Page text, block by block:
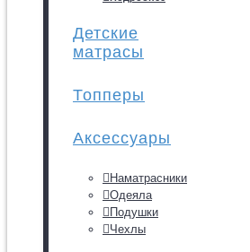
Детские
матрасы
Топперы
Аксессуары
Наматрасники
Одеяла
Подушки
Чехлы